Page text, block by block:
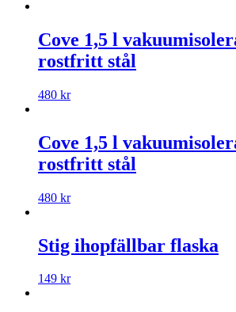
Cove 1,5 l
rostfritt stål
480 kr
Cove 1,5 l
rostfritt stål
480 kr
Stig ihopfällbar flaska
149 kr